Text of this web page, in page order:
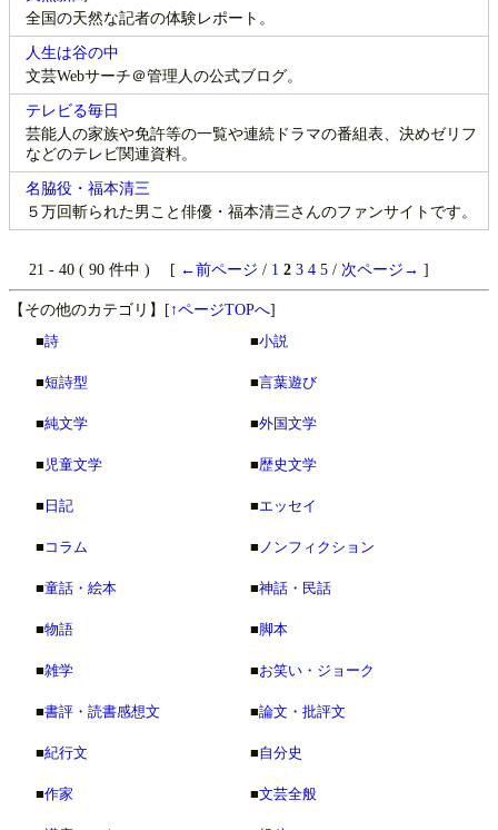
全国の天然な記者の体験レポート。
人生は谷の中
文芸Webサーチ＠管理人の公式ブログ。
テレビる毎日
芸能人の家族や免許等の一覧や連続ドラマの番組表、決めゼリフ
などのテレビ関連資料。
名脇役・福本清三
５万回斬られた男こと俳優・福本清三さんのファンサイトです。
21 - 40 ( 90 件中 ) [ ←前ページ / 1 2 3 4 5 / 次ページ→ ]
【その他のカテゴリ】 [ ↑ページTOPへ]
■詩 ■小説
■短詩型 ■言葉遊び
■純文学 ■外国文学
■ 児童文学 ■歴史文学
■ 日記 ■エッセイ
■ コラム ■ ノンフィクション
■童話・絵本 ■神話・民話
■物語 ■脚本
■雑学 ■お笑い・ジョーク
■書評・読書感想文 ■論文・批評文
■紀行文 ■自分史
■作家 ■文芸全般